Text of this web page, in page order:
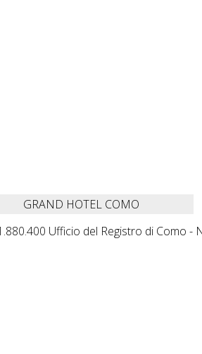
GRAND HOTEL COMO
Ufficio del Registro di Como -